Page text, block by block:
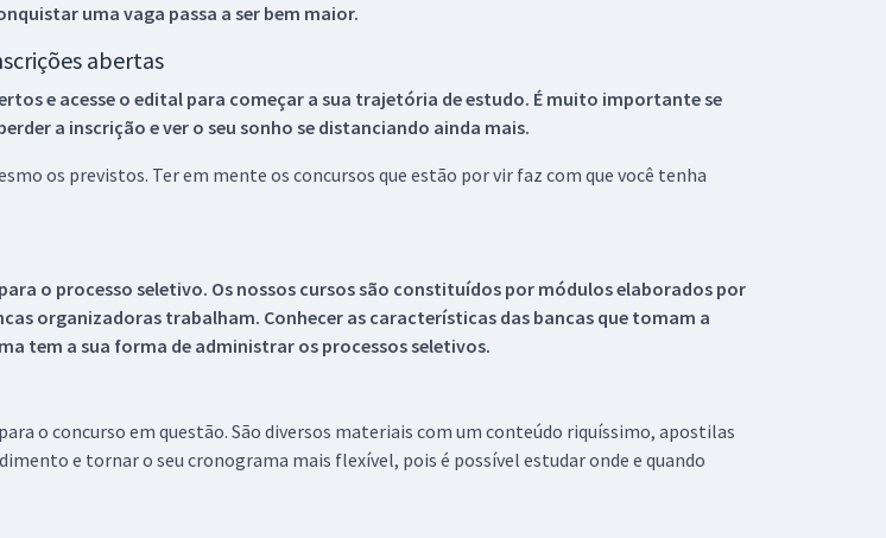
uma vaga passa a ser bem maior.
abertas
e acesse o edital para começar a sua trajetória de estudo. É muito importante se
a inscrição e ver o seu sonho se distanciando ainda mais.
os previstos. Ter em mente os concursos que estão por vir faz com que você tenha
o processo seletivo. Os nossos cursos são constituídos por módulos elaborados por
organizadoras trabalham. Conhecer as características das bancas que tomam a
tem a sua forma de administrar os processos seletivos.
o concurso em questão. São diversos materiais com um conteúdo riquíssimo, apostilas
e tornar o seu cronograma mais flexível, pois é possível estudar onde e quando